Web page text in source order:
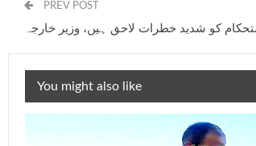
PREV POST
کو شدید خطرات لاحق ہیں، وزیر خارجہ
You might also like